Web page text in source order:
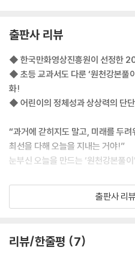
출판사 리뷰
◆ 한국만화영상진흥원이 선정한
◆ 초등 교과서도 다룬 ‘원천강본풀
화!
◆ 어린이의 정체성과 상상력의 단
“과거에 갇히지도 말고, 미래를 두려
최선을 다해 오늘을 지내는 거야!”
눈부신 오늘을 만드는 ‘원천강본풀
『만화 한국 신화』 7권의 주인공 오
천강으로 길을 나선다. 가는 길에 여
이무기는 왜 승천하지 못하는지 그
출판사 리
리뷰/한줄평 7